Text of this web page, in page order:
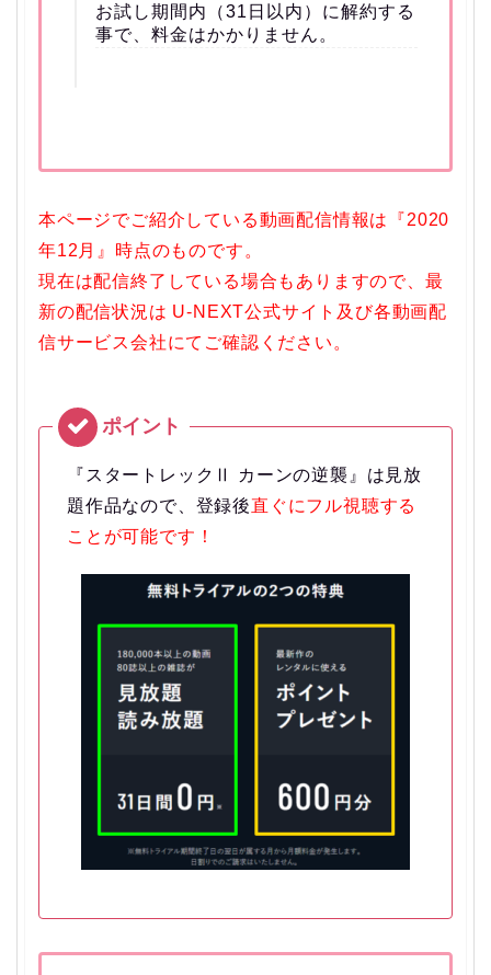
お試し期間内（31日以内）に解約する
事で、料金はかかりません。
本ページでご紹介している動画配信情報は『2020
年12月』時点のものです。
現在は配信終了している場合もありますので、最
新の配信状況は U-NEXT公式サイト及び各動画配
信サービス会社にてご確認ください。
『スタートレックⅡ カーンの逆襲』は見放
題作品なので、登録後直ぐにフル視聴する
ことが可能です！